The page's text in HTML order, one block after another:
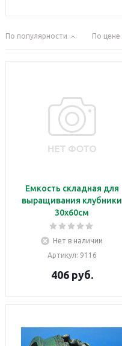
По популярности По цене
Емкость складная для
выращивания клубники
30х60см
Нет в наличии
Артикул: 9116
406руб.